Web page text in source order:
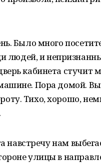
Было много
и
кабинета стучит
Пора домой.
Тихо, хорошо,
навстречу нам
улицы в